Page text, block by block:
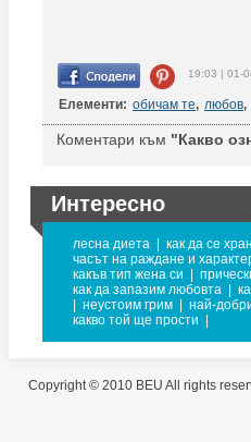
19:03 | 01-
Елементи: обичам те, любов,
Коментари към "Какво
Интересно
лесна диета как да се
часът на раждане и
какъв тип жена си
как да запазим любовта
неустоим грим най-
какво той ще прости
Copyright © 2010 BEU All rights